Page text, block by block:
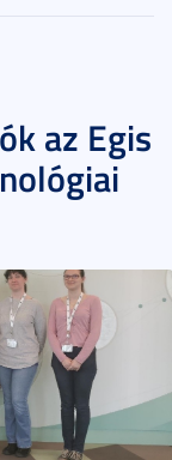
az Egis